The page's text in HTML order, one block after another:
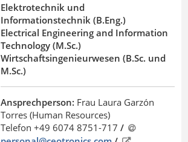
Elektrotechnik und
Informationstechnik (B.Eng.)
Electrical Engineering and Information
Technology (M.Sc.)
Wirtschaftsingenieurwesen (B.Sc. und
M.Sc.)
Ansprechperson: Frau Laura Garzón
Torres (Human Resources)
Telefon +49 6074 8751-717/